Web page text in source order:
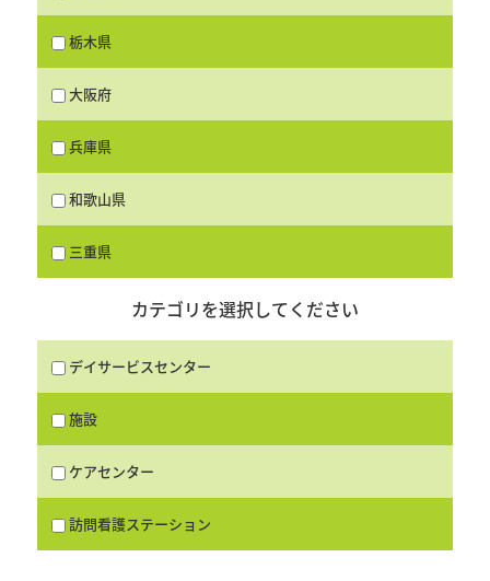
栃木県
大阪府
兵庫県
和歌山県
三重県
カテゴリを選択してください
デイサービスセンター
施設
ケアセンター
訪問看護ステーション